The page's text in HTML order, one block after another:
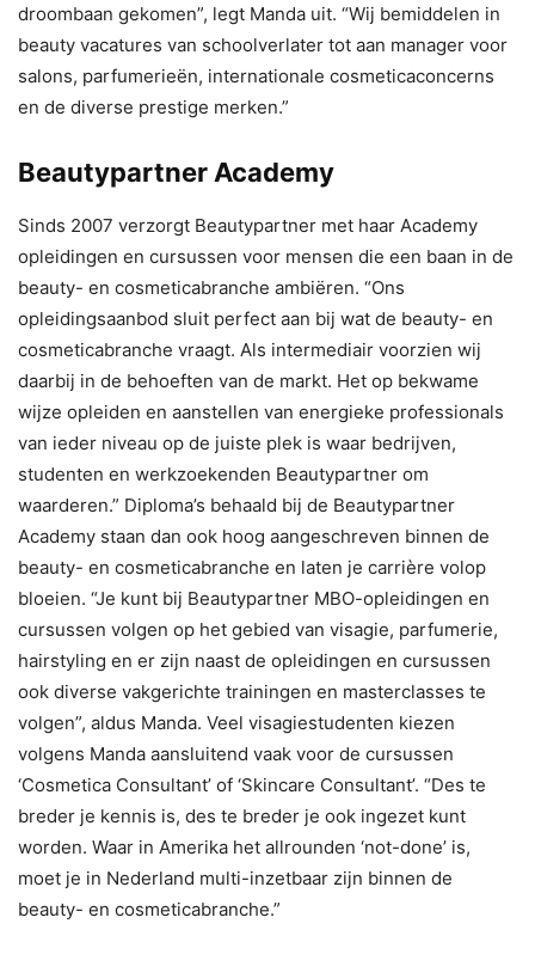
droombaan gekomen”, legt Manda uit. “Wij bemiddelen in
beauty vacatures van schoolverlater tot aan manager voor
salons, parfumerieën, internationale cosmeticaconcerns
en de diverse prestige merken.”
Beautypartner Academy
Sinds 2007 verzorgt Beautypartner met haar Academy
opleidingen en cursussen voor mensen die een baan in de
beauty- en cosmeticabranche ambiëren. “Ons
opleidingsaanbod sluit perfect aan bij wat de beauty- en
cosmeticabranche vraagt. Als intermediair voorzien wij
daarbij in de behoeften van de markt. Het op bekwame
wijze opleiden en aanstellen van energieke professionals
van ieder niveau op de juiste plek is waar bedrijven,
studenten en werkzoekenden Beautypartner om
waarderen.” Diploma’s behaald bij de Beautypartner
Academy staan dan ook hoog aangeschreven binnen de
beauty- en cosmeticabranche en laten je carrière volop
bloeien. “Je kunt bij Beautypartner MBO-opleidingen en
cursussen volgen op het gebied van visagie, parfumerie,
hairstyling en er zijn naast de opleidingen en cursussen
ook diverse vakgerichte trainingen en masterclasses te
volgen”, aldus Manda. Veel visagiestudenten kiezen
volgens Manda aansluitend vaak voor de cursussen
‘Cosmetica Consultant’ of ‘Skincare Consultant’. “Des te
breder je kennis is, des te breder je ook ingezet kunt
worden. Waar in Amerika het allrounden ‘not-done’ is,
moet je in Nederland multi-inzetbaar zijn binnen de
beauty- en cosmeticabranche.”